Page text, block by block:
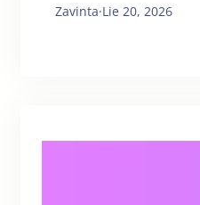
Zavinta·Lie 20, 2026